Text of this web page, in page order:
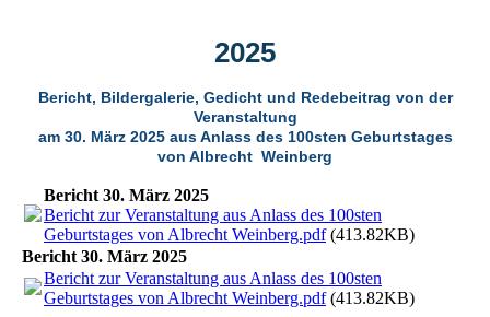
2025
Bericht, Bildergalerie, Gedicht und Redebeitrag von der
Veranstaltung
am 30. März 2025 aus Anlass des 100sten Geburtstages
von Albrecht Weinberg
Bericht 30. März 2025
Bericht zur Veranstaltung aus Anlass des 100sten
Geburtstages von Albrecht Weinberg.pdf(413.82KB)
Bericht 30. März 2025
Bericht zur Veranstaltung aus Anlass des 100sten
Geburtstages von Albrecht Weinberg.pdf(413.82KB)